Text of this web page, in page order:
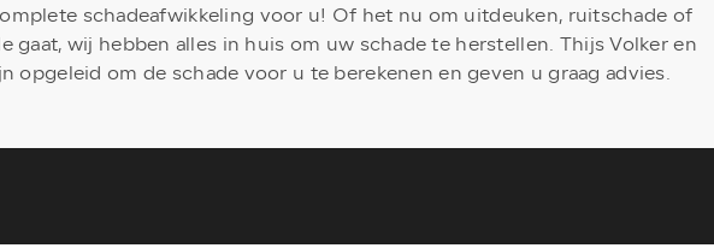
schadeafwikkeling voor u! Of het nu om uitdeuken, ruitschade of
gaat, wij hebben alles in huis om uw schade te herstellen. Thijs Volker en
opgeleid om de schade voor u te berekenen en geven u graag advies.